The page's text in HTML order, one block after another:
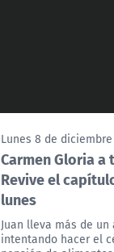
Lunes 8 de
Carmen Gloria a
Revive el
lunes
Juan lleva más de un
intentando hacer el